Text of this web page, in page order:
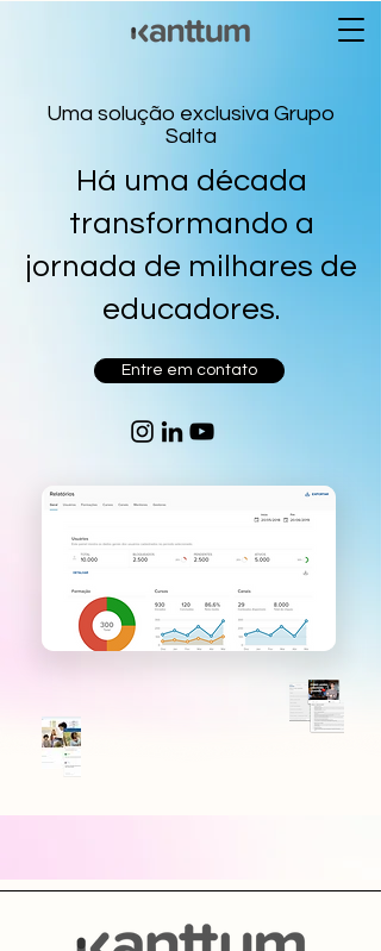
Uma solução exclusiva Grupo
Salta
Há uma década
transformando a
jornada de milhares de
educadores.
Entre em contato